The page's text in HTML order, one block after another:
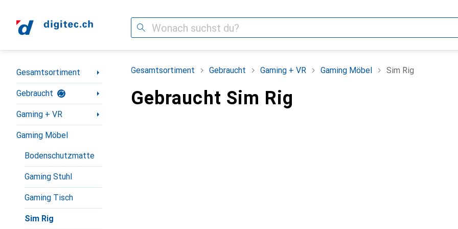
Suche
Navigation nach Kategorien
Gesamtsortiment
Gebraucht
Gaming + VR
Gaming Möbel
Bodenschutzmatte
Gaming Stuhl
Gaming Tisch
Sim Rig
Gesamtsortiment Gebraucht Gaming + VR Gaming Möbel Sim Rig
Gebraucht Sim Rig